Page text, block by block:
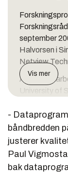
september
Halvorsen i
Netview
Andre
University of
innovasjon
iAD».
Vis mer
-
båndbredden
justerer
Paul
bak